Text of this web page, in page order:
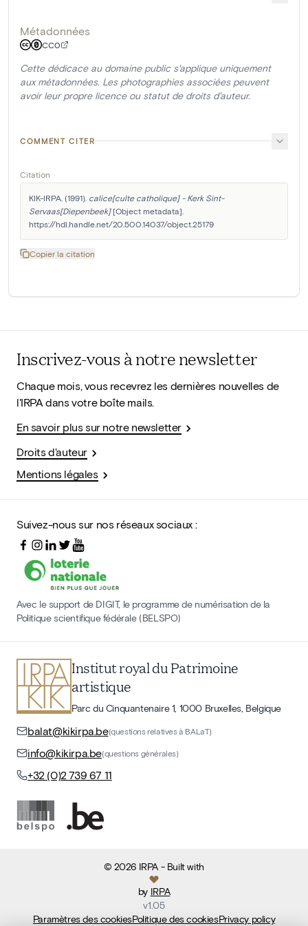
Métadonnées
CC0
Cette dédicace au domaine public s'applique uniquement
aux métadonnées. Les photographies associées peuvent
avoir leur propre licence ou statut de droits d'auteur.
COMMENT CITER
Citation
KIK-IRPA. (1991). calice[culte catholique] - Kerk Sint-
Servaas[Diepenbeek] [Object metadata].
https://hdl.handle.net/20.500.14037/object.25179
Copier la citation
Inscrivez-vous à notre newsletter
Chaque mois, vous recevrez les dernières nouvelles de
l'IRPA dans votre boîte mails.
En savoir plus sur notre newsletter
Droits d'auteur
Mentions légales
Suivez-nous sur nos réseaux sociaux :
Avec le support de DIGIT, le programme de numérisation de la
Politique scientifique fédérale (BELSPO)
Institut royal du Patrimoine
artistique
Parc du Cinquantenaire 1, 1000 Bruxelles, Belgique
balat@kikirpa.be(questions relatives à BALaT)
info@kikirpa.be(questions générales)
+32 (0)2 739 67 11
©2026 IRPA- Built with
by IRPA
v1.05
Paramètres des cookiesPolitique des cookiesPrivacy policy